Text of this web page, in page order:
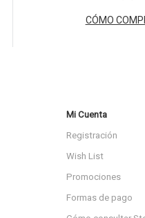
CÓMO
Mi Cuenta
Registración
Wish List
Promociones
Formas de pago